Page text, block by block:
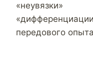
передового